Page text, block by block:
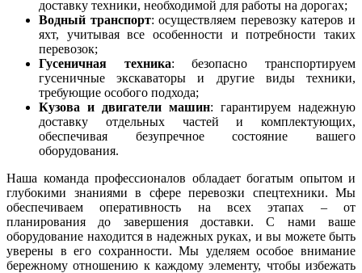
доставку техники, необходимой для работы на дорогах;
Водный транспорт: осуществляем перевозку катеров и
яхт, учитывая все особенности и потребности таких
перевозок;
Гусеничная техника: безопасно транспортируем
гусеничные экскаваторы и другие виды техники,
требующие особого подхода;
Кузова и двигатели машин: гарантируем надежную
доставку отдельных частей и комплектующих,
обеспечивая безупречное состояние вашего
оборудования.
Наша команда профессионалов обладает богатым опытом и
глубокими знаниями в сфере перевозки спецтехники. Мы
обеспечиваем оперативность на всех этапах – от
планирования до завершения доставки. С нами ваше
оборудование находится в надежных руках, и вы можете быть
уверены в его сохранности. Мы уделяем особое внимание
бережному отношению к каждому элементу, чтобы избежать